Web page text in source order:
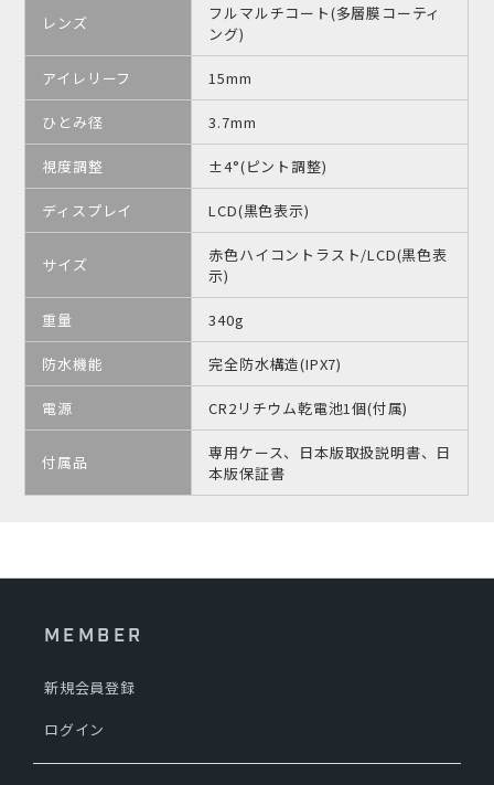
レンズ
フルマルチコート(多層膜コーティ
ング)
アイレリーフ 15mm
ひとみ径 3.7mm
視度調整 ±4°(ピント調整)
ディスプレイ LCD(黒色表示)
サイズ
赤色ハイコントラスト/LCD(黒色表
示)
重量 340g
防水機能 完全防水構造(IPX7)
電源 CR2リチウム乾電池1個(付属)
付属品
専用ケース、日本版取扱説明書、日
本版保証書
MEMBER
新規会員登録
ログイン